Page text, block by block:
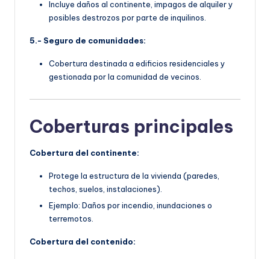
Incluye daños al continente, impagos de alquiler y
posibles destrozos por parte de inquilinos.
5.- Seguro de comunidades:
Cobertura destinada a edificios residenciales y
gestionada por la comunidad de vecinos.
Coberturas principales
Cobertura del continente:
Protege la estructura de la vivienda (paredes,
techos, suelos, instalaciones).
Ejemplo: Daños por incendio, inundaciones o
terremotos.
Cobertura del contenido: